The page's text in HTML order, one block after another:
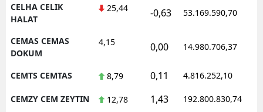
CELHA CELIK
HALAT
25,44 -0,63 53.169.590,70
CEMAS CEMAS
DOKUM
4,15 0,00 14.980.706,37
CEMTS CEMTAS 8,79 0,11 4.816.252,10
CEMZY CEM ZEYTIN 12,78 1,43 192.800.830,74